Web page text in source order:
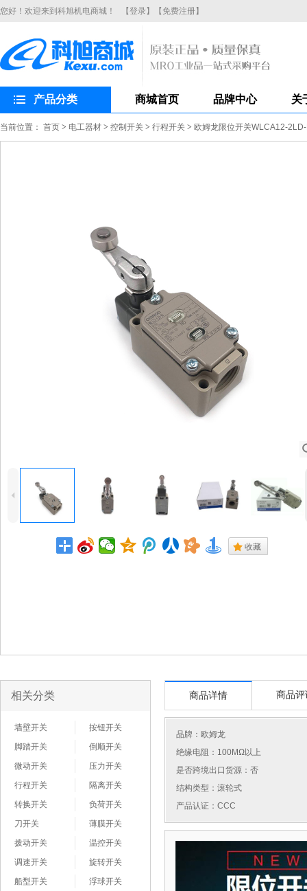
您好！欢迎来到科旭机电商城！ 【登录】 【免费注册】
产品分类 商城首页 品牌中心 关
当前位置： 首页 > 电工器材 > 控制开关 > 行程开关 > 欧姆龙限位开关WLCA12-
4
. 收藏
相关分类
墙壁开关
按钮开关
脚踏开关
倒顺开关
微动开关
压力开关
行程开关
隔离开关
转换开关
负荷开关
刀开关
薄膜开关
拨动开关
温控开关
调速开关
旋转开关
船型开关
浮球开关
商品详情 商品评
品牌： 欧姆龙
绝缘电阻：100MΩ以上
是否跨境出口货源：否
结构类型：滚轮式
产品认证：CCC